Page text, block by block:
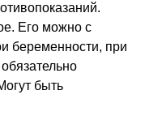
Его можно с
беременности, при
быть